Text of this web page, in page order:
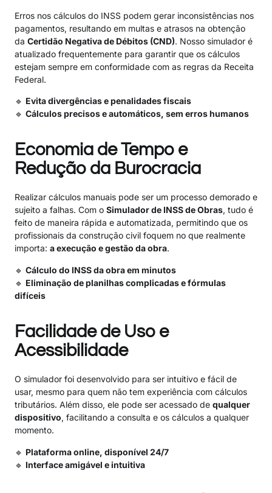
Erros nos cálculos do INSS podem gerar inconsistências nos
pagamentos, resultando em multas e atrasos na obtenção
da Certidão Negativa de Débitos (CND). Nosso simulador é
atualizado frequentemente para garantir que os cálculos
estejam sempre em conformidade com as regras da Receita
Federal.
🔹 Evita divergências e penalidades fiscais
🔹 Cálculos precisos e automáticos, sem erros humanos
Economia de Tempo e
Redução da Burocracia
Realizar cálculos manuais pode ser um processo demorado e
sujeito a falhas. Com o Simulador de INSS de Obras, tudo é
feito de maneira rápida e automatizada, permitindo que os
profissionais da construção civil foquem no que realmente
importa: a execução e gestão da obra.
🔹 Cálculo do INSS da obra em minutos
🔹 Eliminação de planilhas complicadas e fórmulas
difíceis
Facilidade de Uso e
Acessibilidade
O simulador foi desenvolvido para ser intuitivo e fácil de
usar, mesmo para quem não tem experiência com cálculos
tributários. Além disso, ele pode ser acessado de qualquer
dispositivo, facilitando a consulta e os cálculos a qualquer
momento.
🔹 Plataforma online, disponível 24/7
🔹 Interface amigável e intuitiva